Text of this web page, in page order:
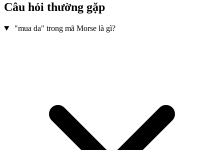
Câu hỏi thường gặp
"mua da" trong mã Morse là gì?